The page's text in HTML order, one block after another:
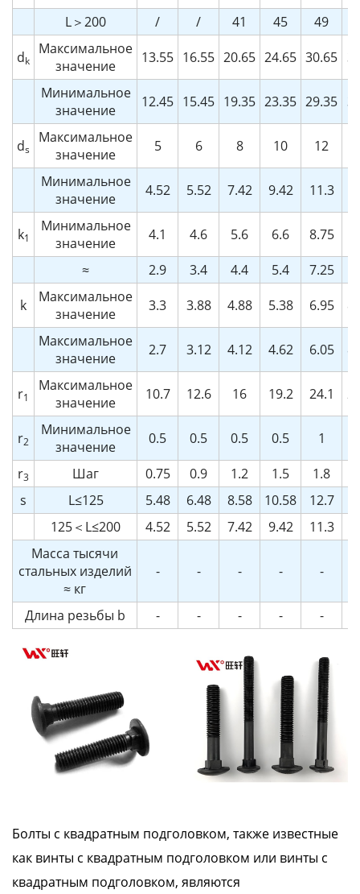
L＞200
/ / 41 45 49
dk
Максимальное
значение
13.55 16.55 20.65 24.65 30.65
Минимальное
значение
12.45 15.45 19.35 23.35 29.35
ds
Максимальное
значение
5 6 8 10 12
Минимальное
значение
4.52 5.52 7.42 9.42 11.3
k1
Минимальное
значение
4.1 4.6 5.6 6.6 8.75
≈
2.9 3.4 4.4 5.4 7.25
k
Максимальное
значение
3.3 3.88 4.88 5.38 6.95
Максимальное
значение
2.7 3.12 4.12 4.62 6.05
r1
Максимальное
значение
10.7 12.6 16 19.2 24.1
r2
Минимальное
значение
0.5 0.5 0.5 0.5 1
r3 Шаг 0.75 0.9 1.2 1.5 1.8
s
L≤125 5.48 6.48 8.58 10.58 12.7
125＜L≤200
4.52 5.52 7.42 9.42 11.3
Масса тысячи
стальных изделий
≈ кг
- - - - -
Длина резьбы b - - - - -
Болты с квадратным подголовком, также известные
как винты с квадратным подголовком или винты с
квадратным подголовком, являются